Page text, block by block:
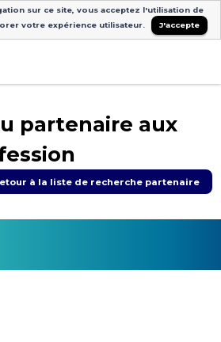
partenaire aux
à la liste de recherche partenaire
sur ce site, vous acceptez l'utilisation de
votre expérience utilisateur.
J'accepte